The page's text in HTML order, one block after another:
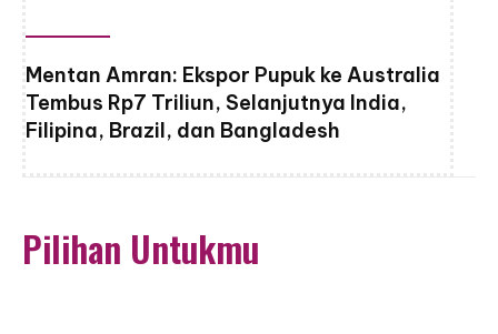
Mentan Amran: Ekspor Pupuk ke Australia
Tembus Rp7 Triliun, Selanjutnya India,
Filipina, Brazil, dan Bangladesh
Pilihan Untukmu